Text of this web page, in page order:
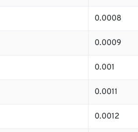
0.0008
0.0009
0.001
0.0011
0.0012